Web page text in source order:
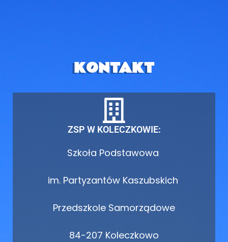
KONTAKT
ZSP W KOLECZKOWIE:
Szkoła Podstawowa
im. Partyzantów Kaszubskich
Przedszkole Samorządowe
84-207 Koleczkowo